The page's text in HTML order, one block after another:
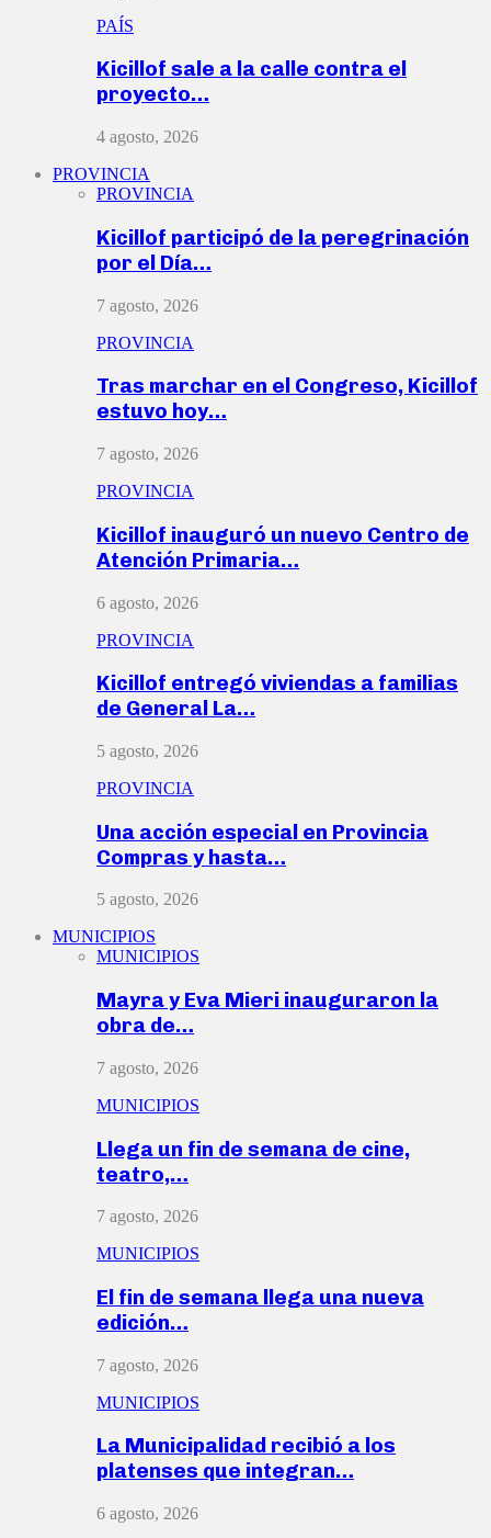
PAÍS
Kicillof sale a la calle contra el
proyecto…
4 agosto, 2026
PROVINCIA
PROVINCIA
Kicillof participó de la peregrinación
por el Día…
7 agosto, 2026
PROVINCIA
Tras marchar en el Congreso, Kicillof
estuvo hoy…
7 agosto, 2026
PROVINCIA
Kicillof inauguró un nuevo Centro de
Atención Primaria…
6 agosto, 2026
PROVINCIA
Kicillof entregó viviendas a familias
de General La…
5 agosto, 2026
PROVINCIA
Una acción especial en Provincia
Compras y hasta…
5 agosto, 2026
MUNICIPIOS
MUNICIPIOS
Mayra y Eva Mieri inauguraron la
obra de…
7 agosto, 2026
MUNICIPIOS
Llega un fin de semana de cine,
teatro,…
7 agosto, 2026
MUNICIPIOS
El fin de semana llega una nueva
edición…
7 agosto, 2026
MUNICIPIOS
La Municipalidad recibió a los
platenses que integran…
6 agosto, 2026